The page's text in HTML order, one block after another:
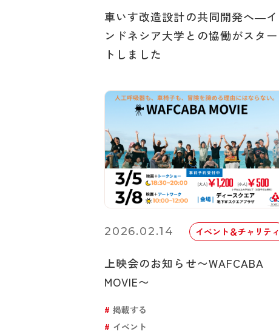
車いす改造設計の共同開発へ―イ
ンドネシア大学との協働がスター
トしました
2026.02.14 イベント＆チャリティ
上映会のお知らせ〜WAFCABA
MOVIE〜
掲載する
イベント